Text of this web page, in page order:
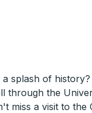
splash of
the
a visit to